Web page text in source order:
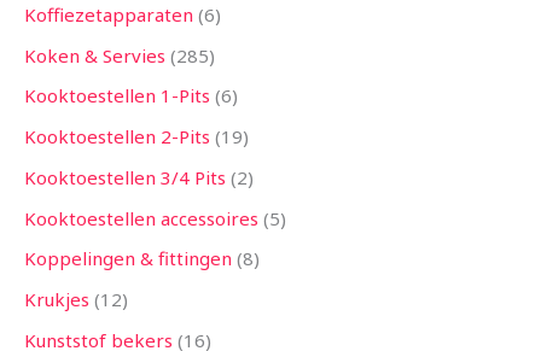
Koffiezetapparaten 6
Koken & Servies 285
Kooktoestellen 1-Pits 6
Kooktoestellen 2-Pits 19
Kooktoestellen 3/4 Pits 2
Kooktoestellen accessoires 5
Koppelingen & fittingen 8
Krukjes 12
Kunststof bekers 16